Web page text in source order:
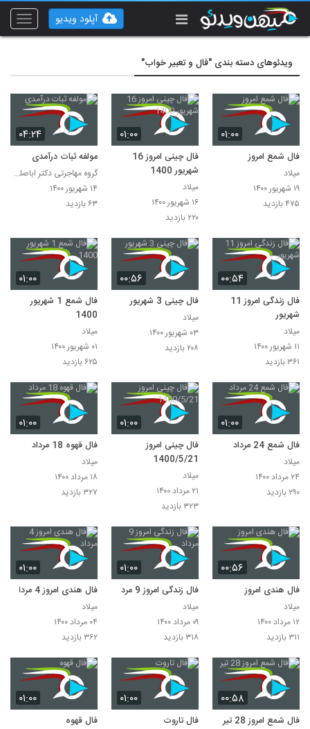
Toggle
آپلود ویدیو
ویدئوهای دسته بندی "فال و تعبیر خواب"
۰۱:۰۰
فال شمع امروز
میلاد
۱۹ شهریور ۱۴۰۰
۴۷۵ بازدید
۰۱:۰۰
فال چینی امروز 16
شهریور 1400
میلاد
۱۶ شهریور ۱۴۰۰
۲۲۰ بازدید
۰۴:۲۴
مولفه ثبات درآمدی
گروه مهاجرتی دکتر اباصلتیان
۱۴ شهریور ۱۴۰۰
۶۳ بازدید
۰۰:۵۴
فال زندگی امروز 11
شهریور
میلاد
۱۱ شهریور ۱۴۰۰
۳۶۱ بازدید
۰۰:۵۶
فال چینی 3 شهریور
میلاد
۰۳ شهریور ۱۴۰۰
۲۰۸ بازدید
۰۱:۰۰
فال شمع 1 شهریور
1400
میلاد
۰۱ شهریور ۱۴۰۰
۶۲۵ بازدید
۰۱:۰۰
فال شمع 24 مرداد
میلاد
۲۴ مرداد ۱۴۰۰
۲۹۰ بازدید
۰۱:۰۰
فال چینی امروز
1400/5/21
میلاد
۲۱ مرداد ۱۴۰۰
۳۲۳ بازدید
۰۱:۰۰
فال قهوه 18 مرداد
میلاد
۱۸ مرداد ۱۴۰۰
۳۲۷ بازدید
۰۰:۵۶
فال هندی امروز
میلاد
۱۲ مرداد ۱۴۰۰
۳۱۱ بازدید
۰۱:۰۰
فال زندگی امروز 9 مرداد
میلاد
۰۹ مرداد ۱۴۰۰
۳۱۸ بازدید
۰۱:۰۰
فال هندی امروز 4 مرداد
میلاد
۰۴ مرداد ۱۴۰۰
۳۶۲ بازدید
۰۰:۵۸
فال شمع امروز 28 تیر
۰۱:۰۰
فال تاروت
۰۱:۰۰
فال قهوه